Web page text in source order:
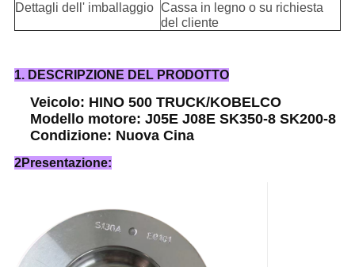
Dettagli dell' imballaggio Cassa in legno o su richiesta
del cliente
1. DESCRIPZIONE DEL PRODOTTO
Veicolo: HINO 500 TRUCK/KOBELCO
Modello motore: J05E J08E SK350-8 SK200-8
Condizione: Nuova Cina
2Presentazione: